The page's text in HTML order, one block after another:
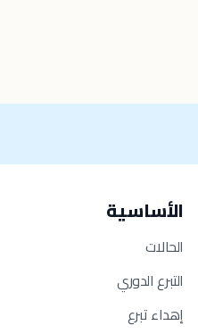
الأساسية
الحالات
التبرع الدوري
إهداء تبرع